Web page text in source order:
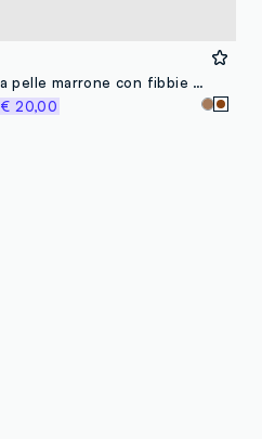
Sandali in vera pelle marrone con fibbie e dettagli metallici
€ 20,00